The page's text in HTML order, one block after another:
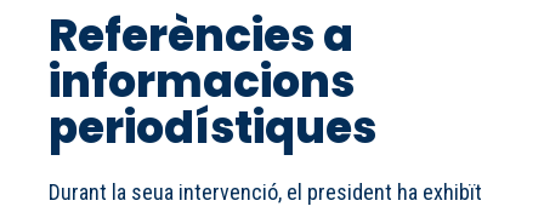
Referències a
informacions
periodístiques
Durant la seua intervenció, el president ha exhibït